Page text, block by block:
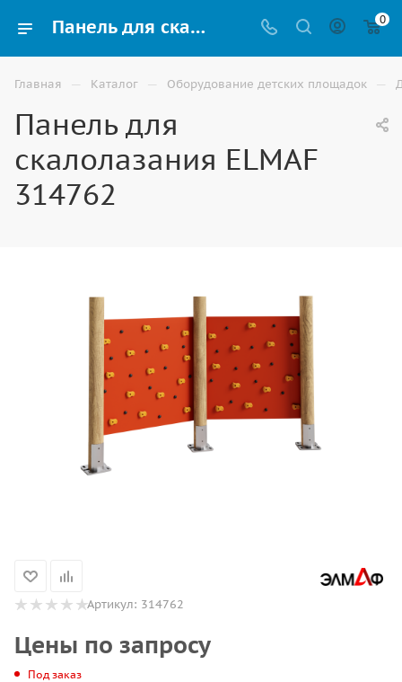
Панель для скалолазания ELMAF 314762 для детской площадки купить по доступной цене в Ростове-на-Дону 0
Главная — Каталог — Оборудование детских площадок —
Панель для
скалолазания ELMAF
314762
Артикул: 314762
Цены по запросу
Под заказ